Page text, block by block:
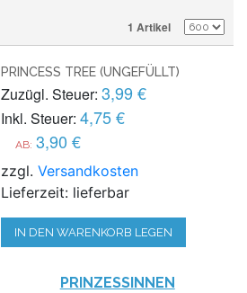
1 Artikel
PRINCESS TREE (UNGEFÜLLT)
Zuzügl. Steuer: 3,99 €
Inkl. Steuer: 4,75 €
AB: 3,90 €
zzgl.Versandkosten
Lieferzeit: lieferbar
IN DEN WARENKORB LEGEN
PRINZESSINNEN